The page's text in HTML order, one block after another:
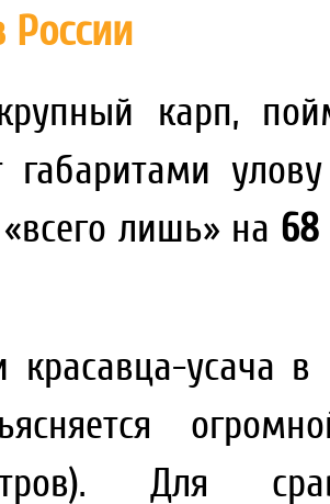
России
карп,
габаритами
лишь» на
красавца-усача
Для